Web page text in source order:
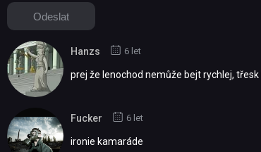
Hanzs 6 let
prej že lenochod nemůže bejt rychlej,
Fucker 6 let
ironie kamaráde